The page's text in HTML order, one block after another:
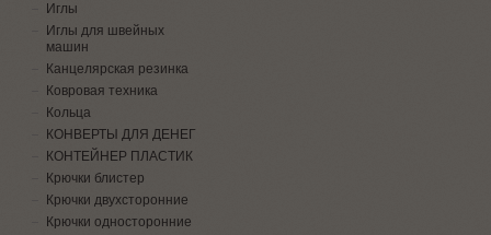
Иглы
Иглы для швейных
машин
Канцелярская резинка
Ковровая техника
Кольца
КОНВЕРТЫ ДЛЯ ДЕНЕГ
КОНТЕЙНЕР ПЛАСТИК
Крючки блистер
Крючки двухсторонние
Крючки односторонние